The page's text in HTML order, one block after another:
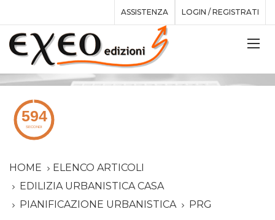
ASSISTENZA LOGIN / REGISTRATI
HOME
ELENCO ARTICOLI
EDILIZIA URBANISTICA CASA
PIANIFICAZIONE URBANISTICA
PRG